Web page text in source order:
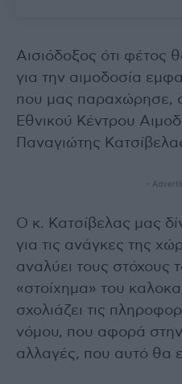
Αισιόδοξος ότι φέτος
για την αιμοδοσία
που μας παραχώρησε,
Εθνικού Κέντρου
Παναγιώτης
-
Ο κ. Κατσίβελας μας
για τις ανάγκες της
αναλύει τους στόχους
«στοίχημα» του
σχολιάζει τις
νόμου, που αφορά στην
αλλαγές, που αυτό θα